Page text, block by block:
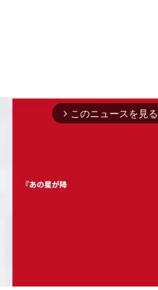
arrow_forward_ios このニュースを見る